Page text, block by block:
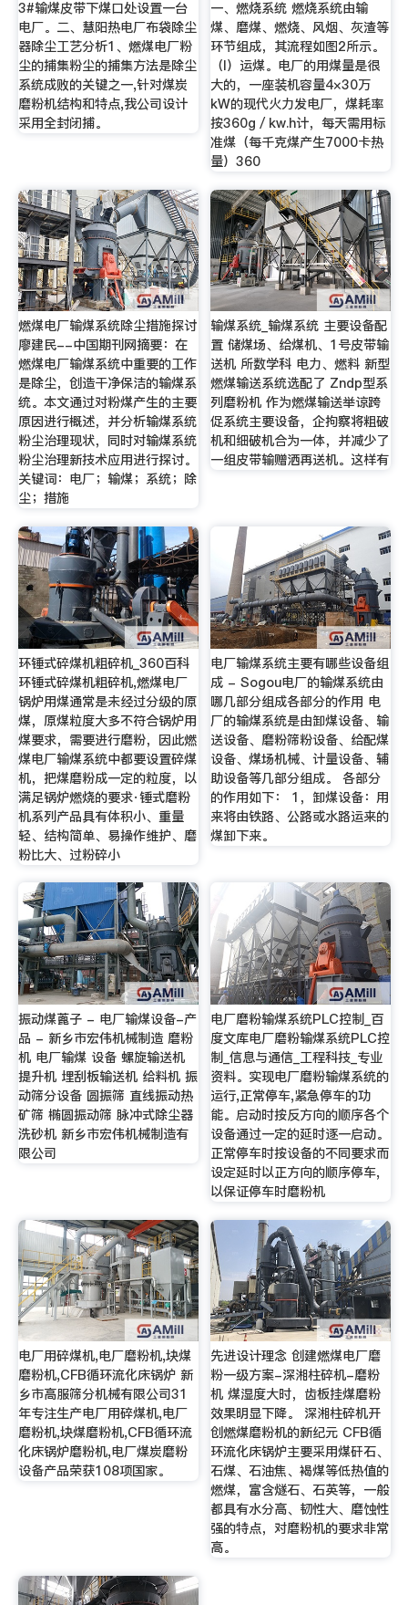
3#输煤皮带下煤口处设置一台
电厂。二、慧阳热电厂布袋除尘
器除尘工艺分析1、燃煤电厂粉
尘的捕集粉尘的捕集方法是除尘
系统成败的关键之一,针对煤炭
磨粉机结构和特点,我公司设计
采用全封闭捕。
一、燃烧系统 燃烧系统由输
煤、磨煤、燃烧、风烟、灰渣等
环节组成，其流程如图2所示。
（l）运煤。电厂的用煤量是很
大的，一座装机容量4×30万
kW的现代火力发电厂，煤耗率
按360g／kw.h计，每天需用标
准煤（每千克煤产生7000卡热
量）360
燃煤电厂输煤系统除尘措施探讨
廖建民--中国期刊网摘要：在
燃煤电厂输煤系统中重要的工作
是除尘，创造干净保洁的输煤系
统。本文通过对粉煤产生的主要
原因进行概述，并分析输煤系统
粉尘治理现状，同时对输煤系统
粉尘治理新技术应用进行探讨。
关键词：电厂；输煤；系统；除
尘；措施
输煤系统_输煤系统 主要设备配
置 储煤场、给煤机、1号皮带输
送机 所数学科 电力、燃料 新型
燃煤输送系统选配了 Zndp型系
列磨粉机 作为燃煤输送举谅跨
促系统主要设备，企拘察将粗破
机和细破机合为一体，并减少了
一组皮带输赠洒再送机。这样有
环锤式碎煤机粗碎机_360百科
环锤式碎煤机粗碎机,燃煤电厂
锅炉用煤通常是未经过分级的原
煤，原煤粒度大多不符合锅炉用
煤要求，需要进行磨粉，因此燃
煤电厂输煤系统中都要设置碎煤
机，把煤磨粉成一定的粒度，以
满足锅炉燃烧的要求·锤式磨粉
机系列产品具有体积小、重量
轻、结构简单、易操作维护、磨
粉比大、过粉碎小
电厂输煤系统主要有哪些设备组
成 - Sogou电厂的输煤系统由
哪几部分组成各部分的作用 电
厂的输煤系统是由卸煤设备、输
送设备、磨粉筛粉设备、给配煤
设备、煤场机械、计量设备、辅
助设备等几部分组成。 各部分
的作用如下： 1，卸煤设备：用
来将由铁路、公路或水路运来的
煤卸下来。
振动煤蓖子 - 电厂输煤设备-产
品 - 新乡市宏伟机械制造 磨粉
机 电厂输煤 设备 螺旋输送机
提升机 埋刮板输送机 给料机 振
动筛分设备 圆振筛 直线振动热
矿筛 椭圆振动筛 脉冲式除尘器
洗砂机 新乡市宏伟机械制造有
限公司
电厂磨粉输煤系统PLC控制_百
度文库电厂磨粉输煤系统PLC控
制_信息与通信_工程科技_专业
资料。实现电厂磨粉输煤系统的
运行,正常停车,紧急停车的功
能。启动时按反方向的顺序各个
设备通过一定的延时逐一启动。
正常停车时按设备的不同要求而
设定延时以正方向的顺序停车,
以保证停车时磨粉机
电厂用碎煤机,电厂磨粉机,块煤
磨粉机,CFB循环流化床锅炉 新
乡市高服筛分机械有限公司31
年专注生产电厂用碎煤机,电厂
磨粉机,块煤磨粉机,CFB循环流
化床锅炉磨粉机,电厂煤炭磨粉
设备产品荣获108项国家。
先进设计理念 创建燃煤电厂磨
粉一级方案-深湘柱碎机-磨粉
机 煤湿度大时，齿板挂煤磨粉
效果明显下降。 深湘柱碎机开
创燃煤磨粉机的新纪元 CFB循
环流化床锅炉主要采用煤矸石、
石煤、石油焦、褐煤等低热值的
燃煤，富含燧石、石英等，一般
都具有水分高、韧性大、磨蚀性
强的特点，对磨粉机的要求非常
高。